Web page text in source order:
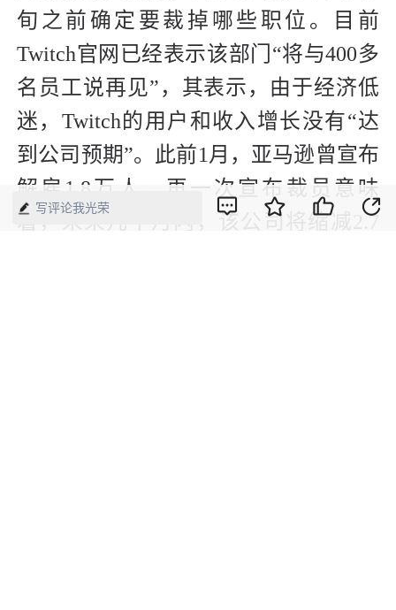
旬之前确定要裁掉哪些职位。目前
Twitch官网已经表示该部门“将与400多
名员工说再见”，其表示，由于经济低
迷，Twitch的用户和收入增长没有“达
到公司预期”。此前1月，亚马逊曾宣布
解雇1.8万人，再一次宣布裁员意味
着，未来几个月内，该公司将缩减2.7
写评论我光荣